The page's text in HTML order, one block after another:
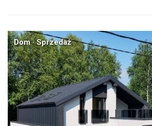
Dom · Sprzedaż